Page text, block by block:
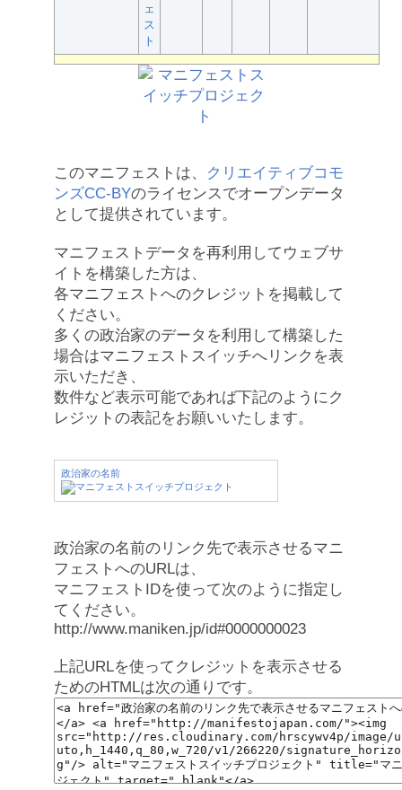
ェ
ス
ト
このマニフェストは、
クリエイティブコモ
ンズCC-BYのライセンスでオープンデータ
として提供されています。
マニフェストデータを再利用してウェブサ
イトを構築した方は、
各マニフェストへのクレジットを掲載して
ください。
多くの政治家のデータを利用して構築した
場合はマニフェストスイッチへリンクを表
示いただき、
数件など表示可能であれば下記のようにク
レジットの表記をお願いいたします。
政治家の名前
政治家の名前のリンク先で表示させるマニ
フェストへのURLは、
マニフェストIDを使って次のように指定し
てください。
http://www.maniken.jp/id#0000000023
上記URLを使ってクレジットを表示させる
ためのHTMLは次の通りです。